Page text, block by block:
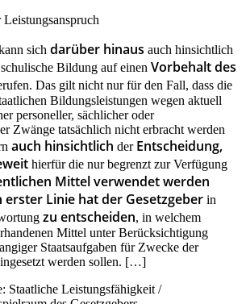
sich darüber hinaus auch hinsichtlich
Bildung auf einen Vorbehalt des
Das gilt nicht nur für den Fall, dass die
Bildungsleistungen wegen aktuell
personeller, sächlicher oder
Zwänge tatsächlich nicht erbracht werden
auch hinsichtlich der Entscheidung,
hierfür die nur begrenzt zur Verfügung
Mittel verwendet werden
erster Linie hat der Gesetzgeber in
zu entscheiden, in welchem
Mittel unter Berücksichtigung
Staatsaufgaben für Zwecke der
werden sollen. […]
Staatliche Leistungsfähigkeit /